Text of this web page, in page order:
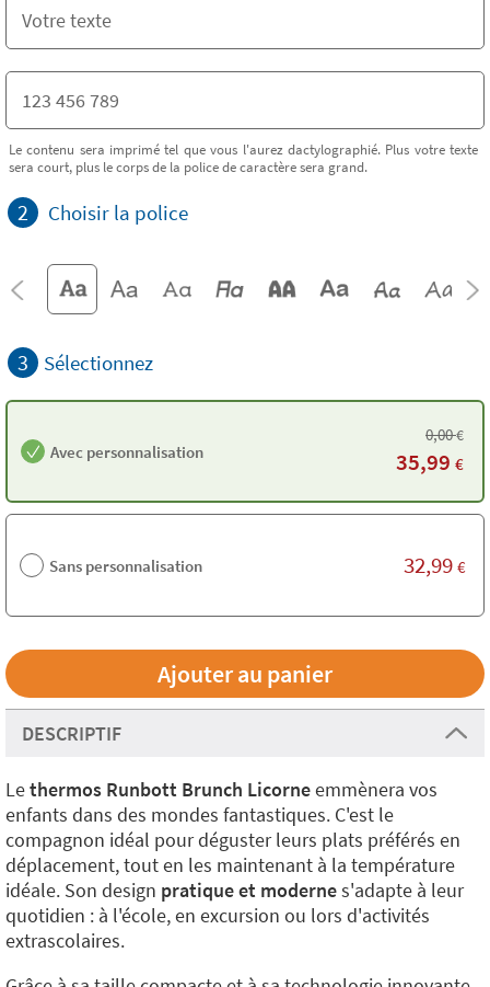
Le contenu sera imprimé tel que vous l'aurez dactylographié. Plus votre texte
sera court, plus le corps de la police de caractère sera grand.
2 Choisir la police
3 Sélectionnez
Avec personnalisation
0,00€
35,99 €
Sans personnalisation 32,99 €
DESCRIPTIF
Lethermos Runbott Brunch Licorneemmènera vos
enfants dans des mondes fantastiques. C'est le
compagnon idéal pour déguster leurs plats préférés en
déplacement, tout en les maintenant à la température
idéale. Son design pratique et modernes'adapte à leur
quotidien : à l'école, en excursion ou lors d'activités
extrascolaires.